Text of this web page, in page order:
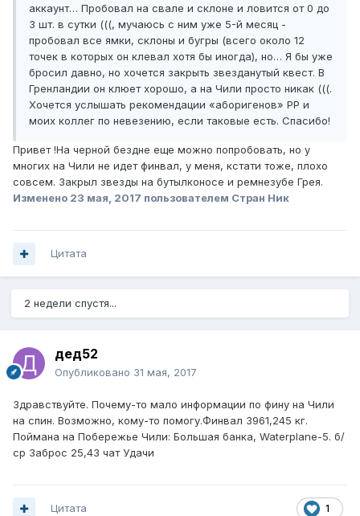
аккаунт… Пробовал на свале и склоне и ловится от 0 до
3 шт. в сутки (((, мучаюсь с ним уже 5-й месяц -
пробовал все ямки, склоны и бугры (всего около 12
точек в которых он клевал хотя бы иногда), но… Я бы уже
бросил давно, но хочется закрыть звезданутый квест. В
Гренландии он клюет хорошо, а на Чили просто никак (((.
Хочется услышать рекомендации «аборигенов» РР и
моих коллег по невезению, если таковые есть. Спасибо!
Привет !На черной бездне еще можно попробовать, но у
многих на Чили не идет финвал, у меня, кстати тоже, плохо
совсем. Закрыл звезды на бутылконосе и ремнезубе Грея.
Изменено 23 мая, 2017 пользователем Стран Ник
Цитата
2 недели спустя...
дед52
Опубликовано 31 мая, 2017
Здравствуйте. Почему-то мало информации по фину на Чили
на спин. Возможно, кому-то помогу.Финвал 3961,245 кг.
Поймана на Побережье Чили: Большая банка, Waterplane-5. б/
ср Заброс 25,43 чат Удачи
1
Цитата